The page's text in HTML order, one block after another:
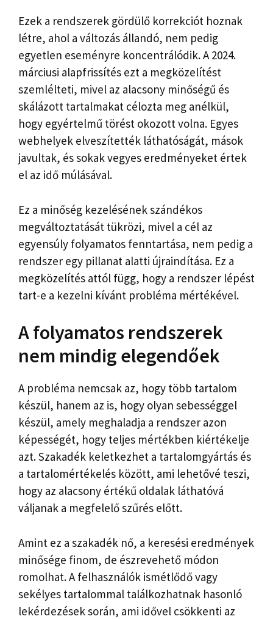
Ezek a rendszerek gördülő korrekciót hoznak
létre, ahol a változás állandó, nem pedig
egyetlen eseményre koncentrálódik. A 2024.
márciusi alapfrissítés ezt a megközelítést
szemlélteti, mivel az alacsony minőségű és
skálázott tartalmakat célozta meg anélkül,
hogy egyértelmű törést okozott volna. Egyes
webhelyek elveszítették láthatóságát, mások
javultak, és sokak vegyes eredményeket értek
el az idő múlásával.
Ez a minőség kezelésének szándékos
megváltoztatását tükrözi, mivel a cél az
egyensúly folyamatos fenntartása, nem pedig a
rendszer egy pillanat alatti újraindítása. Ez a
megközelítés attól függ, hogy a rendszer lépést
tart-e a kezelni kívánt probléma mértékével.
A folyamatos rendszerek
nem mindig elegendőek
A probléma nemcsak az, hogy több tartalom
készül, hanem az is, hogy olyan sebességgel
készül, amely meghaladja a rendszer azon
képességét, hogy teljes mértékben kiértékelje
azt. Szakadék keletkezhet a tartalomgyártás és
a tartalomértékelés között, ami lehetővé teszi,
hogy az alacsony értékű oldalak láthatóvá
váljanak a megfelelő szűrés előtt.
Amint ez a szakadék nő, a keresési eredmények
minősége finom, de észrevehető módon
romolhat. A felhasználók ismétlődő vagy
sekélyes tartalommal találkozhatnak hasonló
lekérdezések során, ami idővel csökkenti az